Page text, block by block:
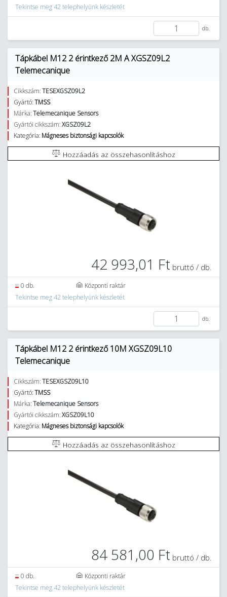
Tekintse meg 42 telephelyünk készletét
db.
Tápkábel M12 2 érintkező 2M A XGSZ09L2
Telemecanique
Cikkszám:TESEXGSZ09L2
Gyártó:TMSS
Márka:Telemecanique Sensors
Gyártói cikkszám:XGSZ09L2
Kategória: Mágneses biztonsági kapcsolók
Hozzáadás az összehasonlításhoz
42 993,01 Ft bruttó / db.
0 db.
Központi raktár
Tekintse meg 42 telephelyünk készletét
db.
Tápkábel M12 2 érintkező 10M XGSZ09L10
Telemecanique
Cikkszám:TESEXGSZ09L10
Gyártó:TMSS
Márka:Telemecanique Sensors
Gyártói cikkszám:XGSZ09L10
Kategória: Mágneses biztonsági kapcsolók
Hozzáadás az összehasonlításhoz
84 581,00 Ft bruttó / db.
0 db.
Központi raktár
Tekintse meg 42 telephelyünk készletét